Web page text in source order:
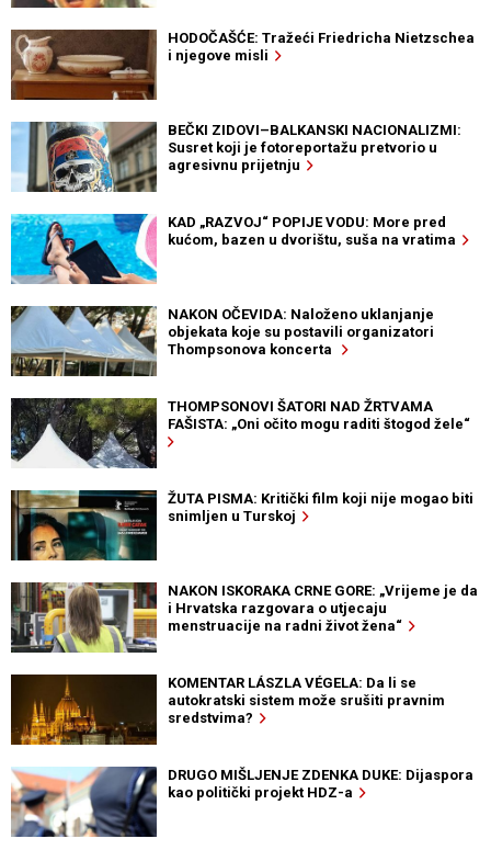
HODOČAŠĆE: Tražeći Friedricha Nietzschea
i njegove misli
BEČKI ZIDOVI–BALKANSKI NACIONALIZMI:
Susret koji je fotoreportažu pretvorio u
agresivnu prijetnju
KAD „RAZVOJ“ POPIJE VODU: More pred
kućom, bazen u dvorištu, suša na vratima
NAKON OČEVIDA: Naloženo uklanjanje
objekata koje su postavili organizatori
Thompsonova koncerta
THOMPSONOVI ŠATORI NAD ŽRTVAMA
FAŠISTA: „Oni očito mogu raditi štogod žele“
ŽUTA PISMA: Kritički film koji nije mogao biti
snimljen u Turskoj
NAKON ISKORAKA CRNE GORE: „Vrijeme je da
i Hrvatska razgovara o utjecaju
menstruacije na radni život žena“
KOMENTAR LÁSZLA VÉGELA: Da li se
autokratski sistem može srušiti pravnim
sredstvima?
DRUGO MIŠLJENJE ZDENKA DUKE: Dijaspora
kao politički projekt HDZ-a